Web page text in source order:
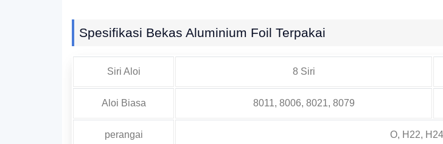
Spesifikasi Bekas Aluminium Foil Terpakai
Siri Aloi 8 Siri
Aloi Biasa 8011, 8006, 8021, 8079
perangai O, H22,